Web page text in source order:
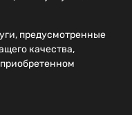
предусмотренные
качества,